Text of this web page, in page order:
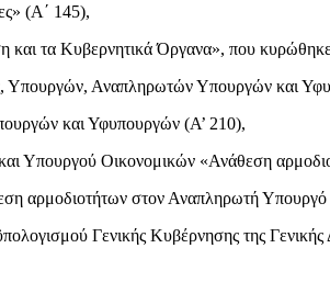
(Α΄ 145),
και τα Κυβερνητικά Όργανα», που
Υπουργών, Αναπληρωτών Υπουργών και
και Υφυπουργών (Α’ 210),
Οικονομικών «Ανάθεση
αρμοδιοτήτων στον Αναπληρωτή
Γενικής Κυβέρνησης της